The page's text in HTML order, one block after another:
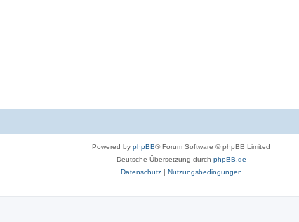
Powered by phpBB® Forum Software © phpBB Limited
Deutsche Übersetzung durch phpBB.de
Datenschutz| Nutzungsbedingungen